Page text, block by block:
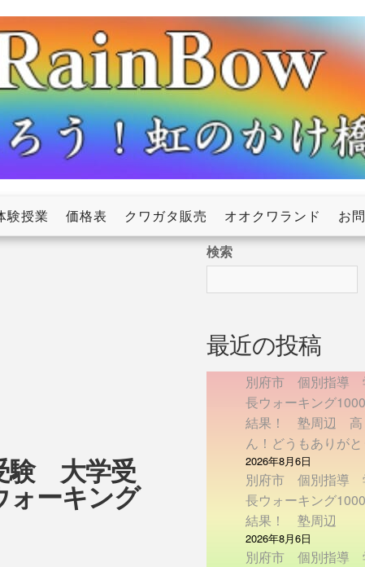
験授業 価格表 クワガタ販売 オオクワランド お
験 大学受
ーキング
検索
最近の投稿
別府市 個別指導
長ウォーキング
結果！ 塾周辺 高
ん！どうもありが
2026年8月6日
別府市 個別指導
長ウォーキング
結果！ 塾周辺
2026年8月6日
別府市 個別指導